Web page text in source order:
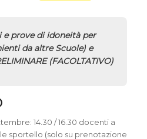
e prove di idoneità per
da altre Scuole) e
(FACOLTATIVO)
14.30 / 16.30 docenti a
sportello (solo su prenotazione